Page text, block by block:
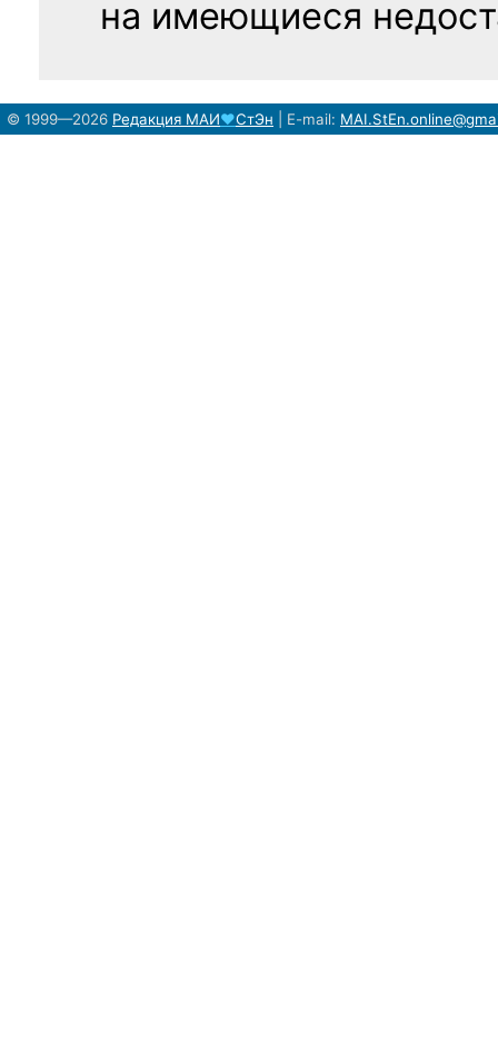
на имеющиеся
© 1999—2026 Редакция МАИ♥СтЭн E-mail: